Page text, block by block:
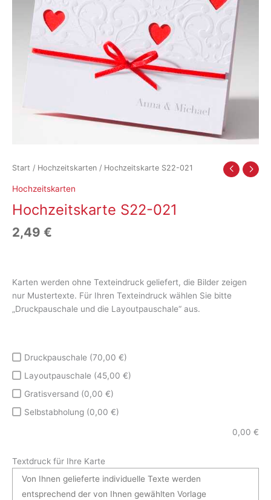
Start / Hochzeitskarten / Hochzeitskarte S22-021
Hochzeitskarten
Hochzeitskarte S22-021
2,49 €
Karten werden ohne Texteindruck geliefert, die Bilder zeigen
nur Mustertexte. Für Ihren Texteindruck wählen Sie bitte
„Druckpauschale und die Layoutpauschale“ aus.
Druckpauschale (70,00 €)
Layoutpauschale (45,00 €)
Gratisversand (0,00 €)
Selbstabholung (0,00 €)
0,00 €
Textdruck für Ihre Karte